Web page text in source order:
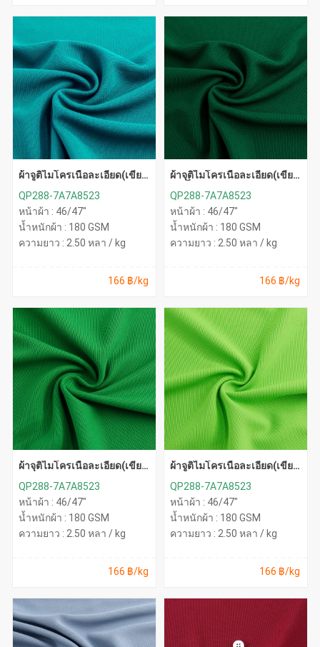
ผ้าจูติไมโครเนื้อละเอียด(เขียว
QP288-7A7A8523
หน้าผ้า : 46/47"
น้ำหนักผ้า : 180 GSM
ความยาว : 2.50 หลา / kg
166 ฿/kg
ผ้าจุติไมโครเนื้อละเอียด(เขียว
QP288-7A7A8523
หน้าผ้า : 46/47"
น้ำหนักผ้า : 180 GSM
ความยาว : 2.50 หลา / kg
166 ฿/kg
ผ้าจุติไมโครเนื้อละเอียด(เขียว
QP288-7A7A8523
หน้าผ้า : 46/47"
น้ำหนักผ้า : 180 GSM
ความยาว : 2.50 หลา / kg
166 ฿/kg
ผ้าจูติไมโครเนื้อละเอียด(เขียว
QP288-7A7A8523
หน้าผ้า : 46/47"
น้ำหนักผ้า : 180 GSM
ความยาว : 2.50 หลา / kg
166 ฿/kg